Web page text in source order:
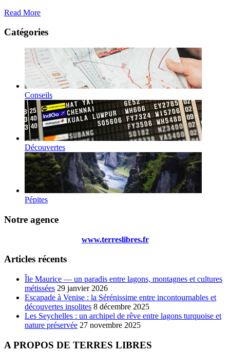
Read More
Catégories
Conseils
Découvertes
Pépites
Notre agence
www.terreslibres.fr
Articles récents
Île Maurice — un paradis entre lagons, montagnes et cultures
métissées 29 janvier 2026
Escapade à Venise : la Sérénissime entre incontournables et
découvertes insolites 8 décembre 2025
Les Seychelles : un archipel de rêve entre lagons turquoise et
nature préservée 27 novembre 2025
A PROPOS DE TERRES LIBRES